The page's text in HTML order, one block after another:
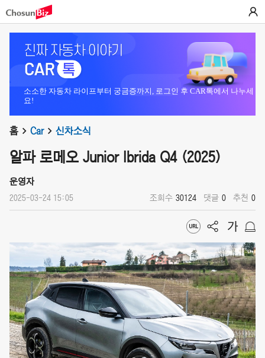
소소한 자동차 라이프부터 궁금증까지, 로그인 후 CAR톡에서 나누세
요!
홈 Car 신차소식
알파 로메오 Junior Ibrida Q4 (2025)
운영자
2025-03-24 15:05 조회수 30124 댓글 0 추천 0